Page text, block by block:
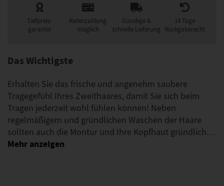
Tiefpreis-
garantie
Ratenzahlung
möglich
Günstige &
schnelle Lieferung
14 Tage
Rückgaberecht
Das Wichtigste
Erhalten Sie das frische und angenehm saubere
Tragegefühl Ihres Zweithaares, damit Sie sich beim
Tragen jederzeit wohl fühlen können! Neben
regelmäßigem und gründlichen Waschen der Haare
sollten auch die Montur und Ihre Kopfhaut gründlich…